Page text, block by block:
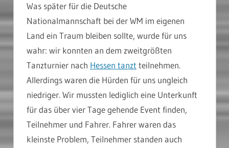
Was später für die Deutsche
Nationalmannschaft bei der WM im eigenen
Land ein Traum bleiben sollte, wurde für uns
wahr: wir konnten an dem zweitgrößten
Tanzturnier nach Hessen tanzt teilnehmen.
Allerdings waren die Hürden für uns ungleich
niedriger. Wir mussten lediglich eine Unterkunft
für das über vier Tage gehende Event finden,
Teilnehmer und Fahrer. Fahrer waren das
kleinste Problem, Teilnehmer standen auch